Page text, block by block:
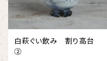
白萩ぐい飲み 割り高台
②